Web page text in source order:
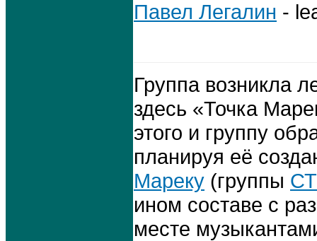
Павел Легалин -
Группа возникла
здесь «Точка
этого и группу
планируя её
Мареку (группы
ином составе с
месте